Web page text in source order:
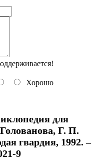
Хорошо
для
Г. П.
гвардия, 1992. –
9